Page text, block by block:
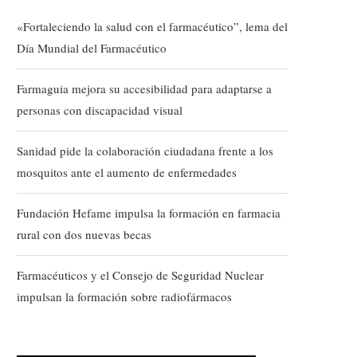
«Fortaleciendo la salud con el farmacéutico”, lema del
Día Mundial del Farmacéutico
Farmaguia mejora su accesibilidad para adaptarse a
personas con discapacidad visual
Sanidad pide la colaboración ciudadana frente a los
mosquitos ante el aumento de enfermedades
Fundación Hefame impulsa la formación en farmacia
rural con dos nuevas becas
Farmacéuticos y el Consejo de Seguridad Nuclear
impulsan la formación sobre radiofármacos